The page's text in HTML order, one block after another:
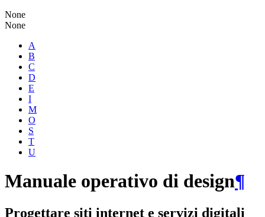
None
None
A
B
C
D
E
I
M
O
S
T
U
Manuale operativo di design¶
Progettare siti internet e servizi digitali